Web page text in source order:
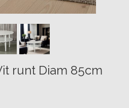
runt Diam 85cm